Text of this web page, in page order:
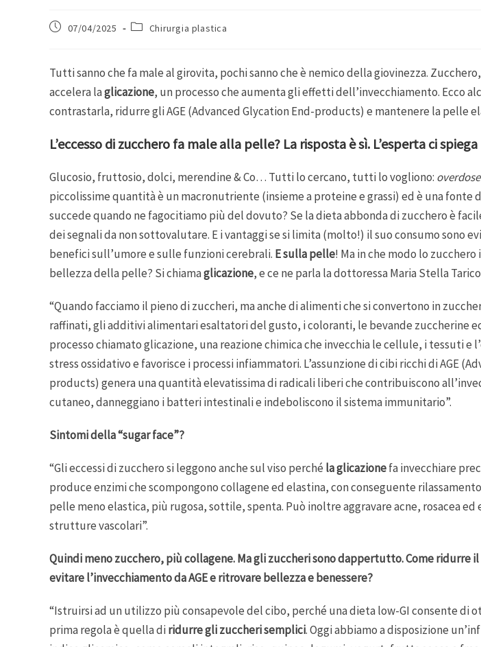
07/04/2025 Chirurgia plastica
Tutti sanno che fa male al girovita, pochi sanno che è nemico della giovinezza.
accelera laglicazione, un processo che aumenta gli effetti dell’invecchiamento. Ecco
contrastarla, ridurre gli AGE (Advanced Glycation End-products) e mantenere la pelle
L’eccesso di zucchero fa male alla pelle? La risposta è sì. L’esperta ci
Glucosio, fruttosio, dolci, merendine & Co… Tutti lo cercano, tutti lo vogliono: overdose
piccolissime quantità è un macronutriente (insieme a proteine e grassi) ed è una fonte
succede quando ne fagocitiamo più del dovuto? Se la dieta abbonda di zucchero è
dei segnali da non sottovalutare. E i vantaggi se si limita (molto!) il suo consumo sono
benefici sull’umore e sulle funzioni cerebrali. E sulla pelle! Ma in che modo lo
bellezza della pelle? Si chiamaglicazione, e ce ne parla la dottoressa Maria Stella
“Quando facciamo il pieno di zuccheri, ma anche di alimenti che si convertono in
raffinati, gli additivi alimentari esaltatori del gusto, i coloranti, le bevande zuccherine
processo chiamato glicazione, una reazione chimica che invecchia le cellule, i tessuti e
stress ossidativo e favorisce i processi infiammatori. L’assunzione di cibi ricchi di AGE
products) genera una quantità elevatissima di radicali liberi che contribuiscono
cutaneo, danneggiano i batteri intestinali e indeboliscono il sistema immunitario”.
Sintomi della “sugar face”?
“Gli eccessi di zucchero si leggono anche sul viso perché la glicazionefa invecchiare
produce enzimi che scompongono collagene ed elastina, con conseguente
pelle meno elastica, più rugosa, sottile, spenta. Può inoltre aggravare acne, rosacea
strutture vascolari”.
Quindi meno zucchero, più collagene. Ma gli zuccheri sono dappertutto. Come ridurre
evitare l’invecchiamento da AGE e ritrovare bellezza e benessere?
“Istruirsi ad un utilizzo più consapevole del cibo, perché una dieta low-GI consente di
prima regola è quella diridurre gli zuccheri semplici. Oggi abbiamo a disposizione